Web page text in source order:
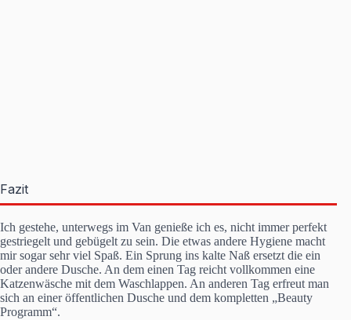
Fazit
Ich gestehe, unterwegs im Van genieße ich es, nicht immer perfekt
gestriegelt und gebügelt zu sein. Die etwas andere Hygiene macht
mir sogar sehr viel Spaß. Ein Sprung ins kalte Naß ersetzt die ein
oder andere Dusche. An dem einen Tag reicht vollkommen eine
Katzenwäsche mit dem Waschlappen. An anderen Tag erfreut man
sich an einer öffentlichen Dusche und dem kompletten „Beauty
Programm“.